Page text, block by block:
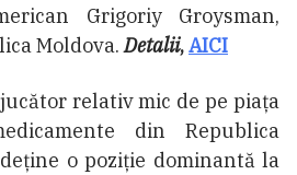
Grigoriy Groysman,
Moldova.Detalii,AICI
relativ mic de pe piața
din Republica
o poziţie dominantă la